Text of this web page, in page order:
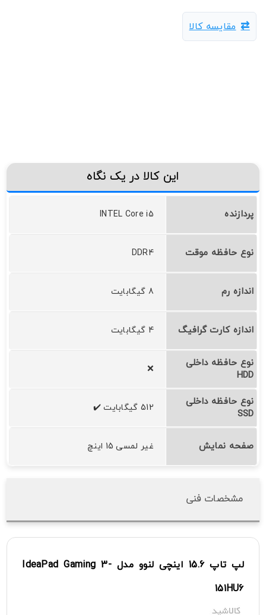
مقایسه کالا
این کالا در یک نگاه
پردازنده INTEL Core i5
نوع حافظه موقت DDR4
اندازه رم 8 گیگابایت
اندازه کارت گرافیگ 4 گیگابایت
نوع حافظه داخلی
HDD
❌
نوع حافظه داخلی
SSD
512 گیگابایت ✔️
صفحه نمایش غیر لمسی 15 اینچ
مشخصات فنی
لپ تاپ 15.6 اینچی لنوو مدل IdeaPad Gaming 3-
151HU6